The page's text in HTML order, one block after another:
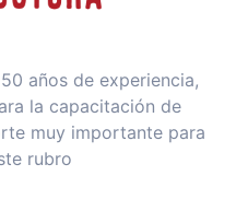
años de experiencia,
la capacitación de
muy importante para
rubro